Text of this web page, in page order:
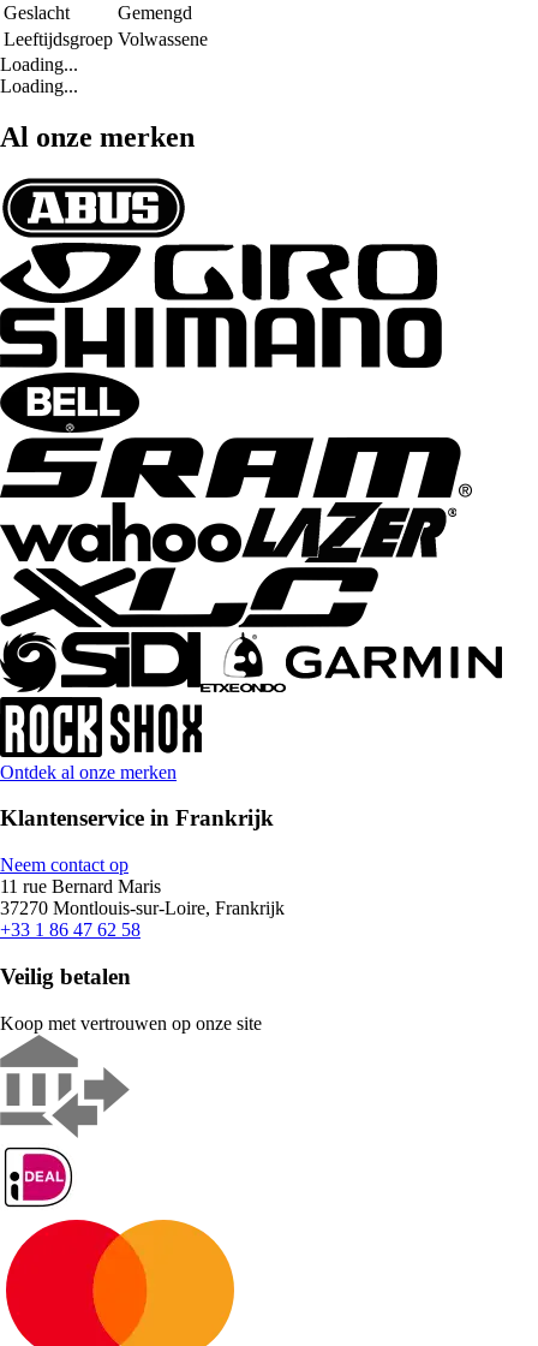
Geslacht
Gemengd
Leeftijdsgroep Volwassene
Loading...
Loading...
Al onze merken
Ontdek al onze merken
Klantenservice in Frankrijk
Neem contact op
11 rue Bernard Maris
37270 Montlouis-sur-Loire, Frankrijk
+33 1 86 47 62 58
Veilig betalen
Koop met vertrouwen op onze site